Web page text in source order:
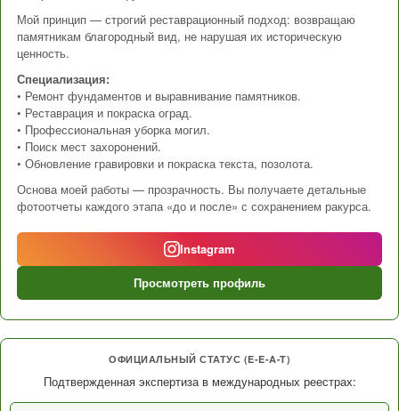
Мой принцип — строгий реставрационный подход: возвращаю
памятникам благородный вид, не нарушая их историческую
ценность.
Специализация:
• Ремонт фундаментов и выравнивание памятников.
• Реставрация и покраска оград.
• Профессиональная уборка могил.
• Поиск мест захоронений.
• Обновление гравировки и покраска текста, позолота.
Основа моей работы — прозрачность. Вы получаете детальные
фотоотчеты каждого этапа «до и после» с сохранением ракурса.
Instagram
Просмотреть профиль
ОФИЦИАЛЬНЫЙ СТАТУС (E-E-A-T)
Подтвержденная экспертиза в международных реестрах: